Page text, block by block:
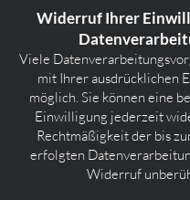
Widerruf Ihrer
Viele
mit Ihrer ausdrücklichen
möglich. Sie können eine
Einwilligung jederzeit
Rechtmäßigkeit der bis
erfolgten
Widerruf